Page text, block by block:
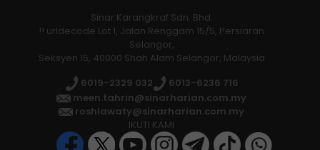
Sinar Karangkraf Sdn. Bhd.
!! urldecode Lot 1, Jalan Renggam 15/5, Persiaran
Selangor,
Seksyen 15, 40000 Shah Alam Selangor, Malaysia
6019-2329 032
6013-6236 716
meen.tahrin@sinarharian.com.my
roshlawaty@sinarharian.com.my
IKUTI KAMI